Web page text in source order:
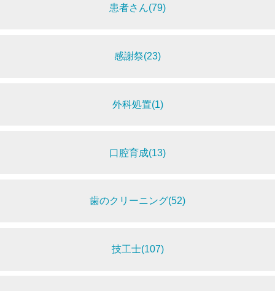
患者さん(79)
感謝祭(23)
外科処置(1)
口腔育成(13)
歯のクリーニング(52)
技工士(107)